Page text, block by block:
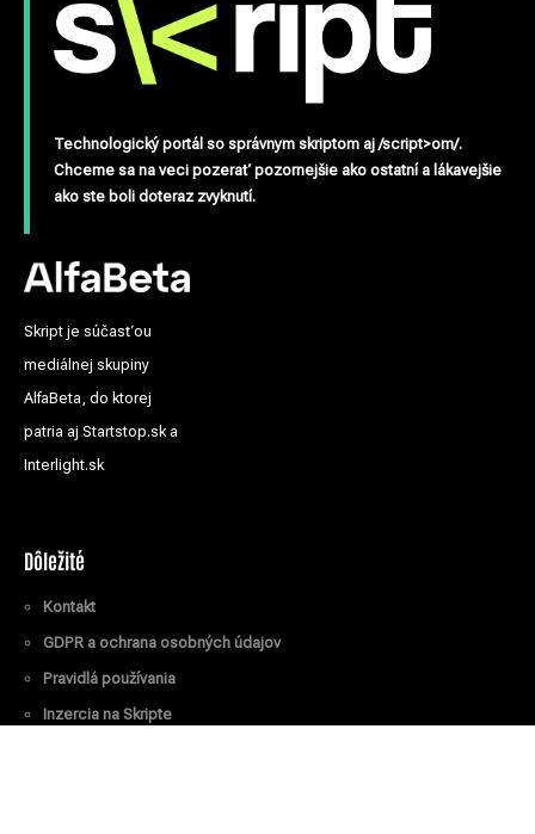
Technologický portál so správnym skriptom aj /script>om/.
Chceme sa na veci pozerať pozornejšie ako ostatní a lákavejšie
ako ste boli doteraz zvyknutí.
Skript je súčasťou
mediálnej skupiny
AlfaBeta, do ktorej
patria aj Startstop.sk a
Interlight.sk
Dôležité
Kontakt
GDPR a ochrana osobných údajov
Pravidlá používania
Inzercia na Skripte